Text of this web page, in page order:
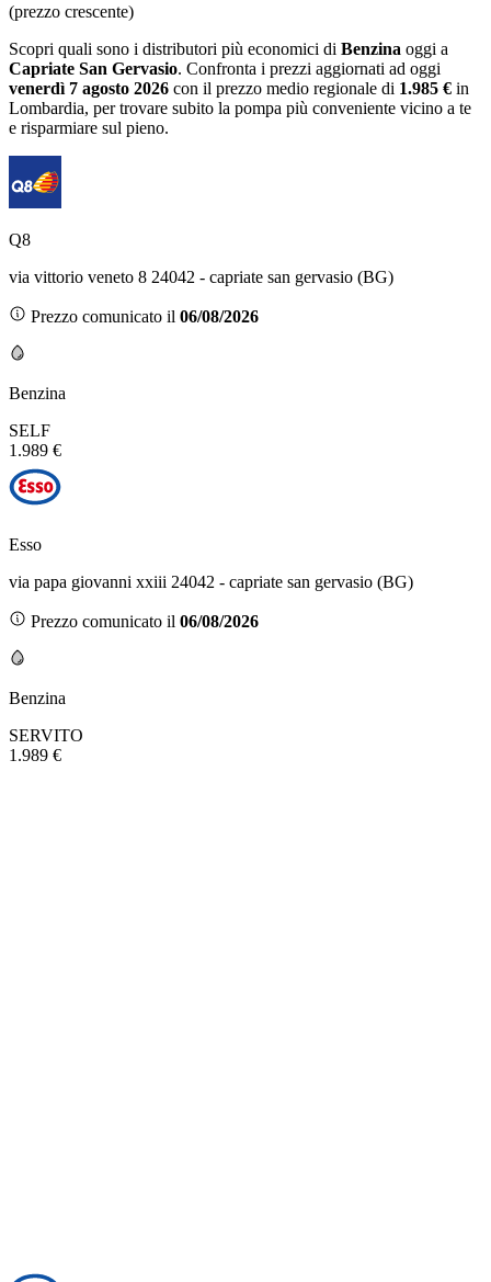
(prezzo crescente)
Scopri quali sono i distributori più economici di Benzina oggi a
Capriate San Gervasio. Confronta i prezzi aggiornati ad oggi
venerdì 7 agosto 2026 con il prezzo medio regionale di 1.985 € in
Lombardia, per trovare subito la pompa più conveniente vicino a te
e risparmiare sul pieno.
Q8
via vittorio veneto 8 24042 - capriate san gervasio (BG)
Prezzo comunicato il 06/08/2026
Benzina
SELF
1.989 €
Esso
via papa giovanni xxiii 24042 - capriate san gervasio (BG)
Prezzo comunicato il 06/08/2026
Benzina
SERVITO
1.989 €